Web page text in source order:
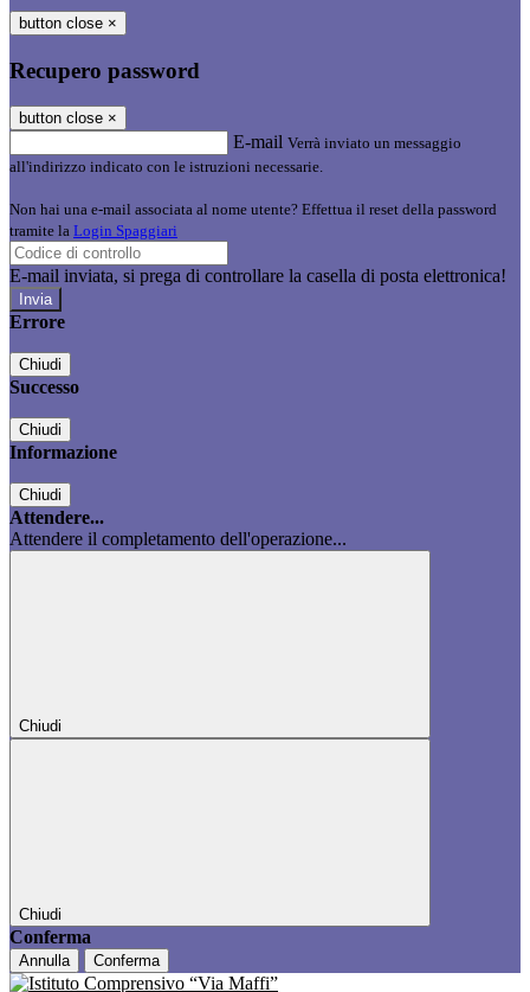
button close ×
Recupero password
button close ×
E-mail Verrà inviato un messaggio
all'indirizzo indicato con le istruzioni necessarie.
Non hai una e-mail associata al nome utente? Effettua il reset della password
tramite la Login Spaggiari
E-mail inviata, si prega di controllare la casella di posta elettronica!
Errore
Chiudi
Successo
Chiudi
Informazione
Chiudi
Attendere...
Attendere il completamento dell'operazione...
Chiudi
Chiudi
Conferma
Annulla Conferma